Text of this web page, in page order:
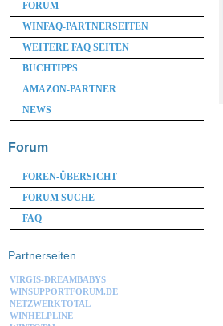
FORUM
WINFAQ-PARTNERSEITEN
WEITERE FAQ SEITEN
BUCHTIPPS
AMAZON-PARTNER
NEWS
Forum
FOREN-ÜBERSICHT
FORUM SUCHE
FAQ
Partnerseiten
VIRGIS-DREAMBABYS
WINSUPPORTFORUM.DE
NETZWERKTOTAL
WINHELPLINE